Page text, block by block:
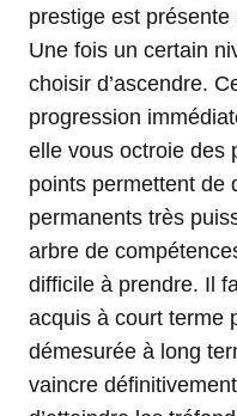
prestige est présente
Une fois un certain
choisir d’ascendre.
progression
elle vous octroie des
points permettent de
permanents très
arbre de
difficile à prendre. Il
acquis à court terme
démesurée à long
vaincre